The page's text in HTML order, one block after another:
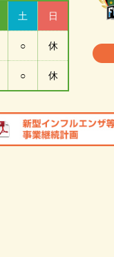
土 日
○ 休
○ 休